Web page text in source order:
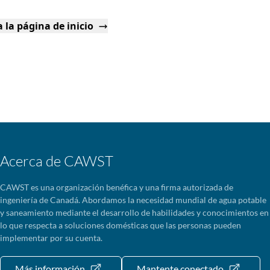
la página de inicio
Acerca de CAWST
CAWST es una organización benéfica y una firma autorizada de
ingeniería de Canadá. Abordamos la necesidad mundial de agua potable
y saneamiento mediante el desarrollo de habilidades y conocimientos en
lo que respecta a soluciones domésticas que las personas pueden
implementar por su cuenta.